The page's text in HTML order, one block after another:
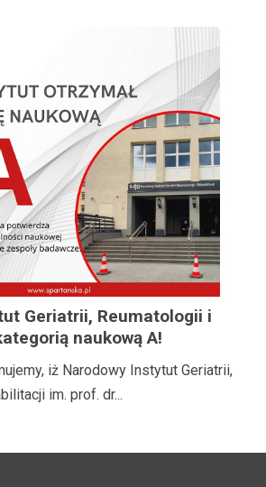
Geriatrii, Reumatologii i
naukową A!
iż Narodowy Instytut Geriatrii,
im. prof. dr...